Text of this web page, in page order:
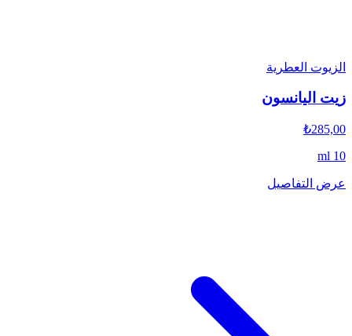
الزيوت العطرية
زيت اليانسون
₺285,00
10 ml
عرض التفاصيل